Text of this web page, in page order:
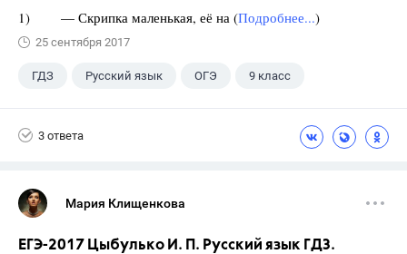
1) — Скрипка маленькая, её на (Подробнее...)
25 сентября 2017
ГДЗ Русский язык ОГЭ 9 класс
3 ответа
Мария Клищенкова
ЕГЭ-2017 Цыбулько И. П. Русский язык ГДЗ.